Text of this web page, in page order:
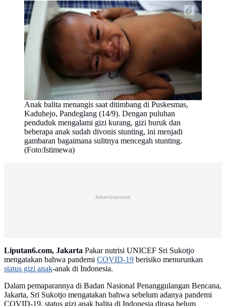
Anak balita menangis saat ditimbang di Puskesmas,
Kaduhejo, Pandeglang (14/9). Dengan puluhan
penduduk mengalami gizi kurang, gizi buruk dan
beberapa anak sudah divonis stunting, ini menjadi
gambaran bagaimana sulitnya mencegah stunting.
(Foto:Istimewa)
Advertisement
Liputan6.com, Jakarta Pakar nutrisi UNICEF Sri Sukotjo
mengatakan bahwa pandemi COVID-19 berisiko menurunkan
status gizi anak-anak di Indonesia.
Dalam pemaparannya di Badan Nasional Penanggulangan Bencana,
Jakarta, Sri Sukotjo mengatakan bahwa sebelum adanya pandemi
COVID-19, status gizi anak balita di Indonesia dirasa belum